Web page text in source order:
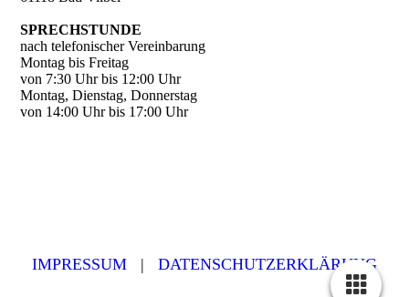
SPRECH­STUNDE
nach telefonischer Vereinbarung
Montag bis Freitag
von 7:30 Uhr bis 12:00 Uhr
Montag, Dienstag, Donnerstag
von 14:00 Uhr bis 17:00 Uhr
IMPRESSUM | DATENSCHUTZERKLÄRUNG